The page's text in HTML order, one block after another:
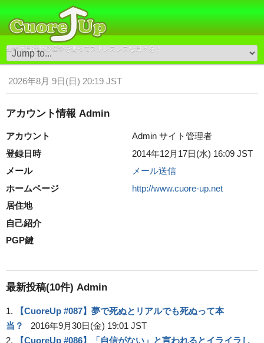
生年月日行動心理学を使ってストレスレスな日々を！
2026年8月 9日(日) 20:19 JST
アカウント情報 Admin
アカウント
Admin サイト管理者
登録日時
2014年12月17日(水) 16:09 JST
メール
メール送信
ホームページ
http://www.cuore-up.net
居住地
自己紹介
PGP鍵
最新投稿(10件) Admin
1.
【CuoreUp #087】夢で死ぬとリアルでも死ぬって本
当？
2016年9月30日(金) 19:01 JST
2.
【CuoreUp #086】「自信がない」と言われるとイライラし